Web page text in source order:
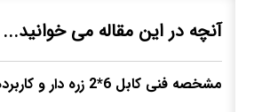
آنچه در این مقاله می خوانید...
مشخصه فنی کابل 6*2 زره دار و کاربردهای آن